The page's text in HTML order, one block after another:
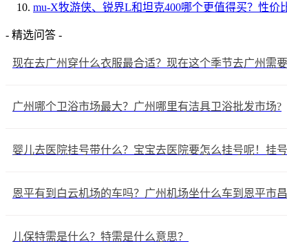
mu-X牧游侠、锐界L和坦克400哪个更值得买？性价
- 精选问答 -
现在去广州穿什么衣服最合适？现在这个季节去广州需
广州哪个卫浴市场最大？广州哪里有洁具卫浴批发市场?
婴儿去医院挂号带什么？宝宝去医院要怎么挂号呢！挂
恩平有到白云机场的车吗？广州机场坐什么车到恩平市
儿保特需是什么？特需是什么意思？